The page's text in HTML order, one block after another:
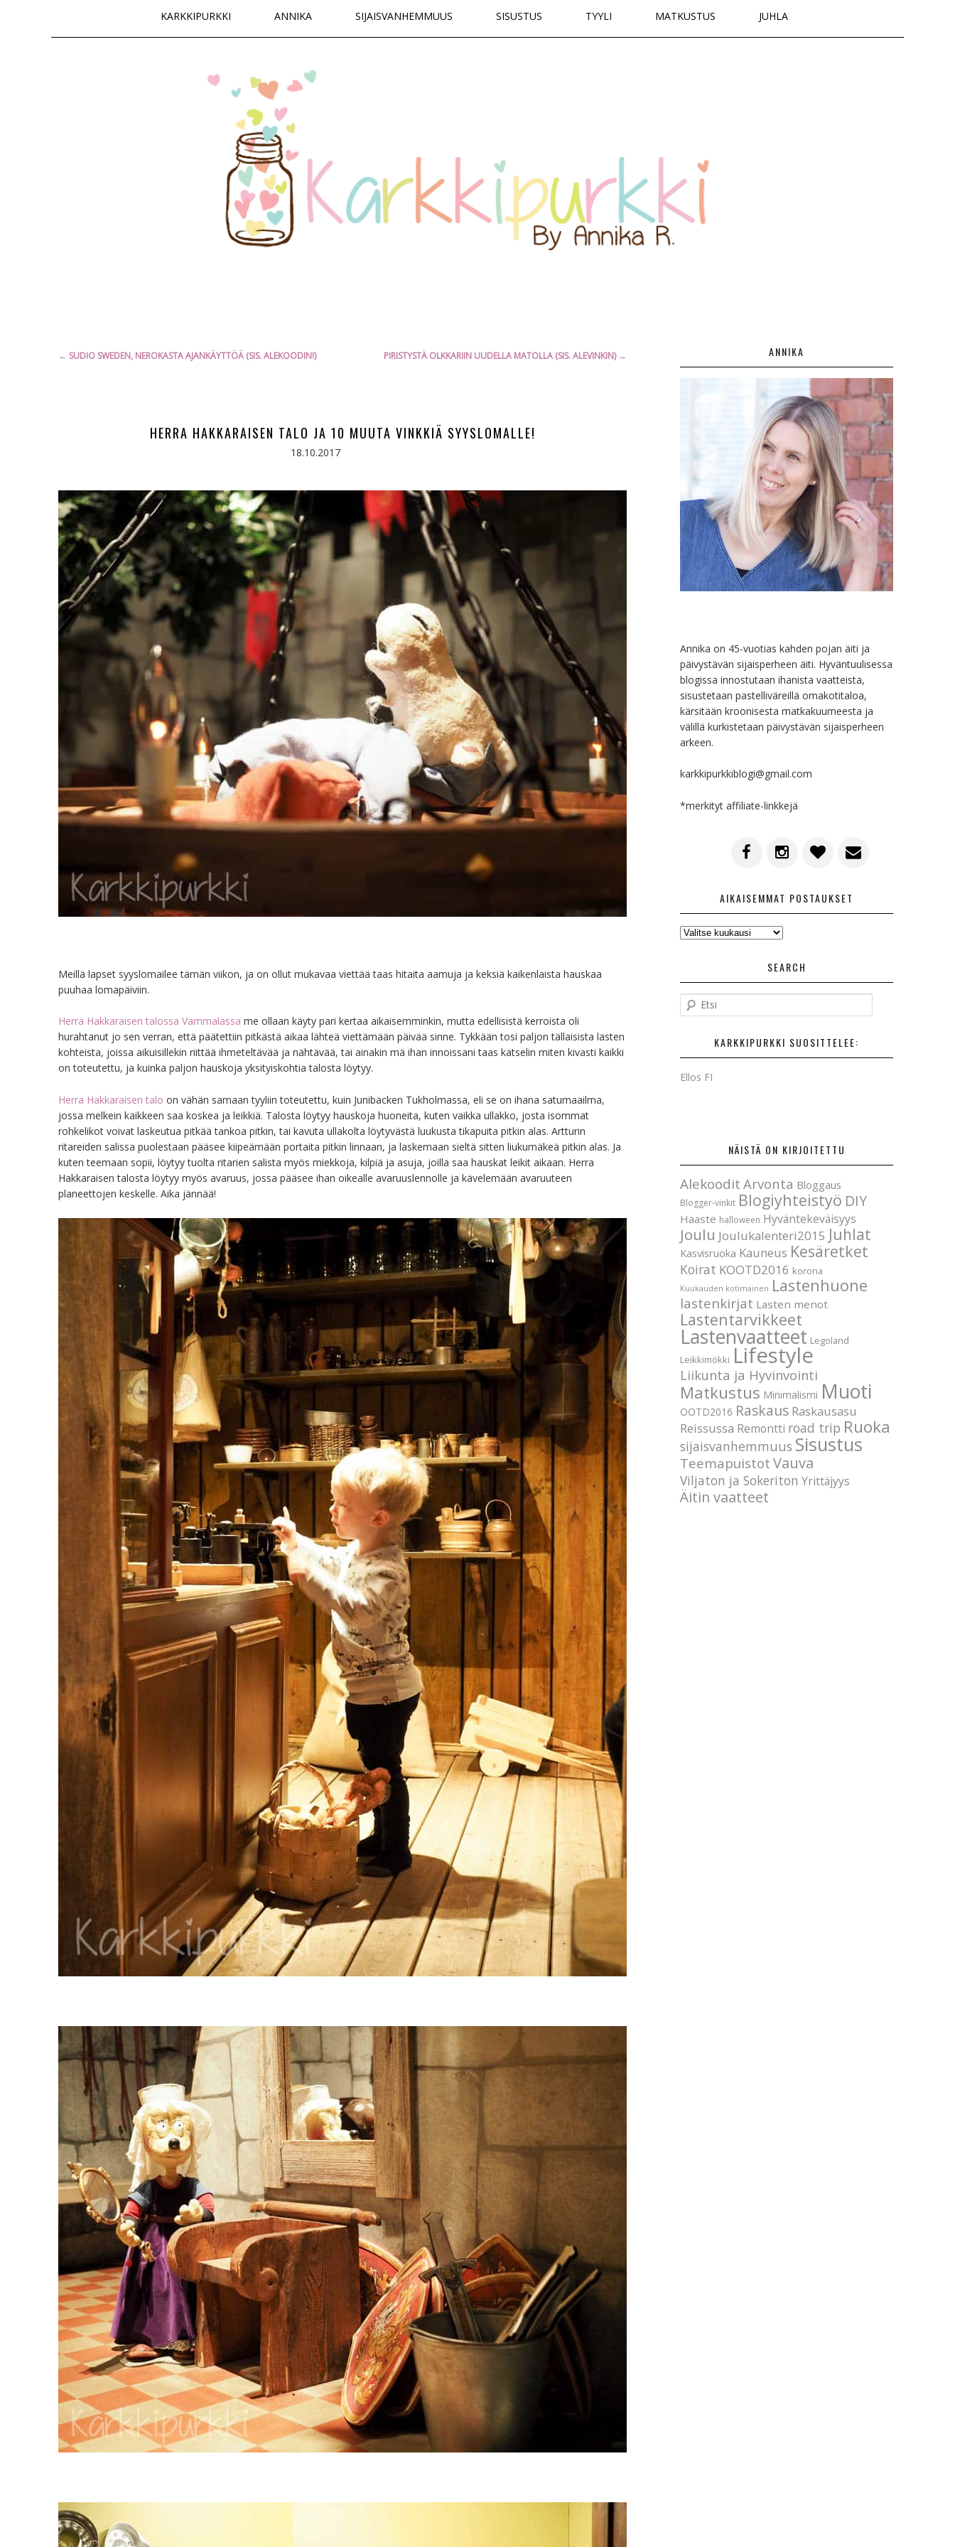
KARKKIPURKKI ANNIKA SIJAISVANHEMMUUS SISUSTUS TYYLI MATKUSTUS JUHLA
Artikkelien
← SUDIO SWEDEN, NEROKASTA AJANKÄYTTÖÄ (SIS. ALEKOODIN!) PIRISTYSTÄ OLKKARIIN UUDELLA MATOLLA (SIS. ALEVINKIN) →
HERRA HAKKARAISEN TALO JA 10 MUUTA VINKKIÄ SYYSLOMALLE!
18.10.2017
Meillä lapset syyslomailee tämän viikon, ja on ollut mukavaa viettää taas hitaita aamuja ja keksiä kaikenlaista hauskaa
puuhaa lomapäiviin.
Herra Hakkaraisen talossa Vammalassa me ollaan käyty pari kertaa aikaisemminkin, mutta edellisistä kerroista oli
hurahtanut jo sen verran, että päätettiin pitkästä aikaa lähteä viettämään päivää sinne. Tykkään tosi paljon tällaisista lasten
kohteista, joissa aikuisillekin riittää ihmeteltävää ja nähtävää, tai ainakin mä ihan innoissani taas katselin miten kivasti kaikki
on toteutettu, ja kuinka paljon hauskoja yksityiskohtia talosta löytyy.
Herra Hakkaraisen talo on vähän samaan tyyliin toteutettu, kuin Junibacken Tukholmassa, eli se on ihana satumaailma,
jossa melkein kaikkeen saa koskea ja leikkiä. Talosta löytyy hauskoja huoneita, kuten vaikka ullakko, josta isommat
rohkelikot voivat laskeutua pitkää tankoa pitkin, tai kavuta ullakolta löytyvästä luukusta tikapuita pitkin alas. Artturin
ritareiden salissa puolestaan pääsee kiipeämään portaita pitkin linnaan, ja laskemaan sieltä sitten liukumäkeä pitkin alas. Ja
kuten teemaan sopii, löytyy tuolta ritarien salista myös miekkoja, kilpiä ja asuja, joilla saa hauskat leikit aikaan. Herra
Hakkaraisen talosta löytyy myös avaruus, jossa pääsee ihan oikealle avaruuslennolle ja kävelemään avaruuteen
planeettojen keskelle. Aika jännää!
ANNIKA
Annika on 45-vuotias kahden pojan äiti ja
päivystävän sijaisperheen äiti. Hyväntuulisessa
blogissa innostutaan ihanista vaatteista,
sisustetaan pastelliväreillä omakotitaloa,
kärsitään kroonisesta matkakuumeesta ja
välillä kurkistetaan päivystävän sijaisperheen
arkeen.
karkkipurkkiblogi@gmail.com
*merkityt affiliate-linkkejä
AIKAISEMMAT POSTAUKSET
AIKAISEMMAT
SEARCH
t
KARKKIPURKKI SUOSITTELEE:
Ellos FI
NÄISTÄ ON KIRJOITETTU
Alekoodit Arvonta Bloggaus
Blogger-vinkit Blogiyhteistyö DIY
Haaste halloween Hyväntekeväisyys
Joulu Joulukalenteri2015 Juhlat
Kasvisruoka Kauneus Kesäretket
Koirat KOOTD2016 korona
Kuukauden kotimainen Lastenhuone
lastenkirjat Lasten menot
Lastentarvikkeet
Lastenvaatteet Legoland
Leikkimökki Lifestyle
Liikunta ja Hyvinvointi
Matkustus Minimalismi Muoti
OOTD2016 Raskaus Raskausasu
Reissussa Remontti road trip Ruoka
sijaisvanhemmuus Sisustus
Teemapuistot Vauva
Viljaton ja Sokeriton Yrittäjyys
Äitin vaatteet